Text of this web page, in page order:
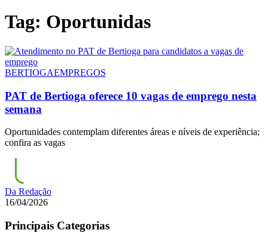
Tag: Oportunidas
BERTIOGAEMPREGOS
PAT de Bertioga oferece 10 vagas de emprego nesta
semana
Oportunidades contemplam diferentes áreas e níveis de experiência;
confira as vagas
Da Redação
16/04/2026
Principais Categorias